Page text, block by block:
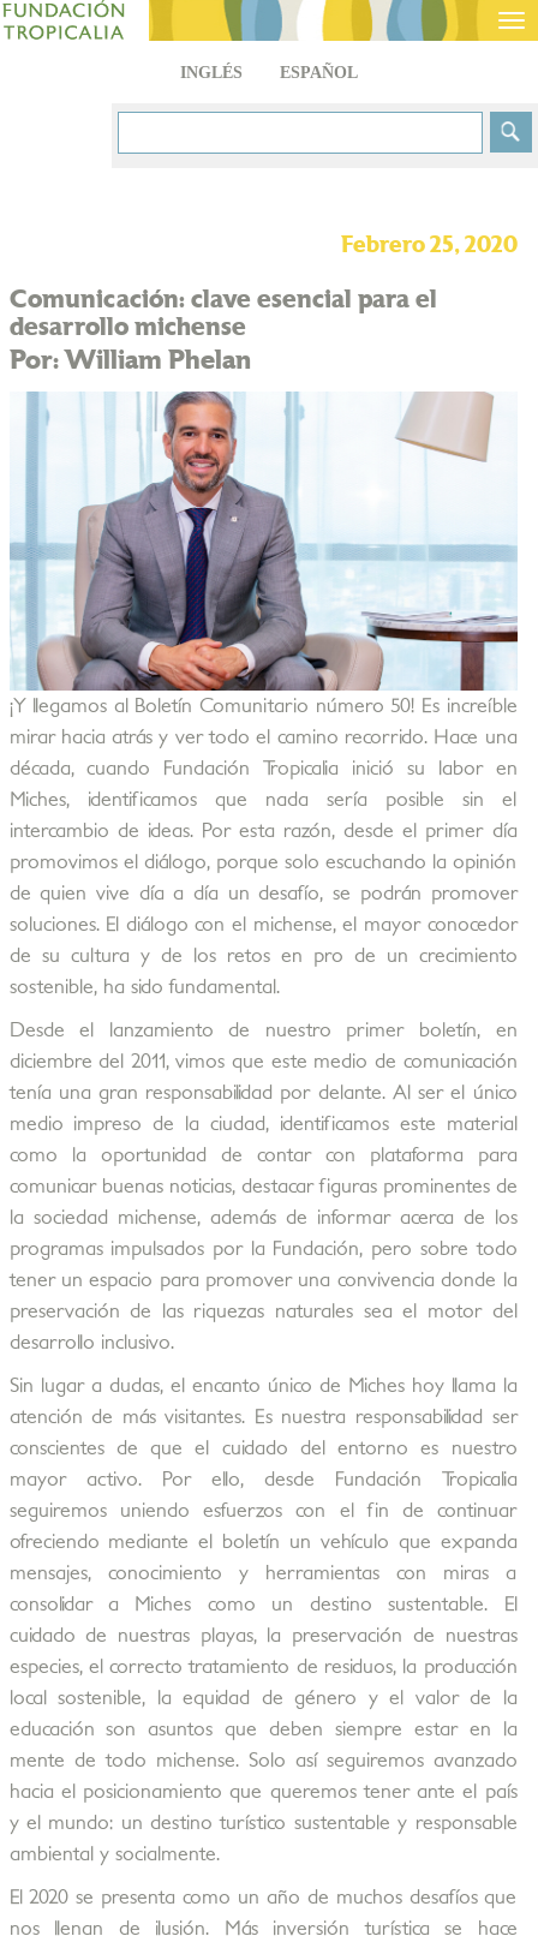
INGLÉS ESPAÑOL
Febrero 25, 2020
Comunicación: clave esencial para el
desarrollo michense
Por: William Phelan
¡Y llegamos al Boletín Comunitario número 50! Es increíble
mirar hacia atrás y ver todo el camino recorrido. Hace una
década, cuando Fundación Tropicalia inició su labor en
Miches, identificamos que nada sería posible sin el
intercambio de ideas. Por esta razón, desde el primer día
promovimos el diálogo, porque solo escuchando la opinión
de quien vive día a día un desafío, se podrán promover
soluciones. El diálogo con el michense, el mayor conocedor
de su cultura y de los retos en pro de un crecimiento
sostenible, ha sido fundamental.
Desde el lanzamiento de nuestro primer boletín, en
diciembre del 2011, vimos que este medio de comunicación
tenía una gran responsabilidad por delante. Al ser el único
medio impreso de la ciudad, identificamos este material
como la oportunidad de contar con plataforma para
comunicar buenas noticias, destacar figuras prominentes de
la sociedad michense, además de informar acerca de los
programas impulsados por la Fundación, pero sobre todo
tener un espacio para promover una convivencia donde la
preservación de las riquezas naturales sea el motor del
desarrollo inclusivo.
Sin lugar a dudas, el encanto único de Miches hoy llama la
atención de más visitantes. Es nuestra responsabilidad ser
conscientes de que el cuidado del entorno es nuestro
mayor activo. Por ello, desde Fundación Tropicalia
seguiremos uniendo esfuerzos con el fin de continuar
ofreciendo mediante el boletín un vehículo que expanda
mensajes, conocimiento y herramientas con miras a
consolidar a Miches como un destino sustentable. El
cuidado de nuestras playas, la preservación de nuestras
especies, el correcto tratamiento de residuos, la producción
local sostenible, la equidad de género y el valor de la
educación son asuntos que deben siempre estar en la
mente de todo michense. Solo así seguiremos avanzado
hacia el posicionamiento que queremos tener ante el país
y el mundo: un destino turístico sustentable y responsable
ambiental y socialmente.
El 2020 se presenta como un año de muchos desafíos que
nos llenan de ilusión. Más inversión turística se hace